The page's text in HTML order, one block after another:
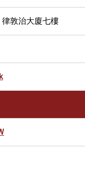
敦治大廈七樓